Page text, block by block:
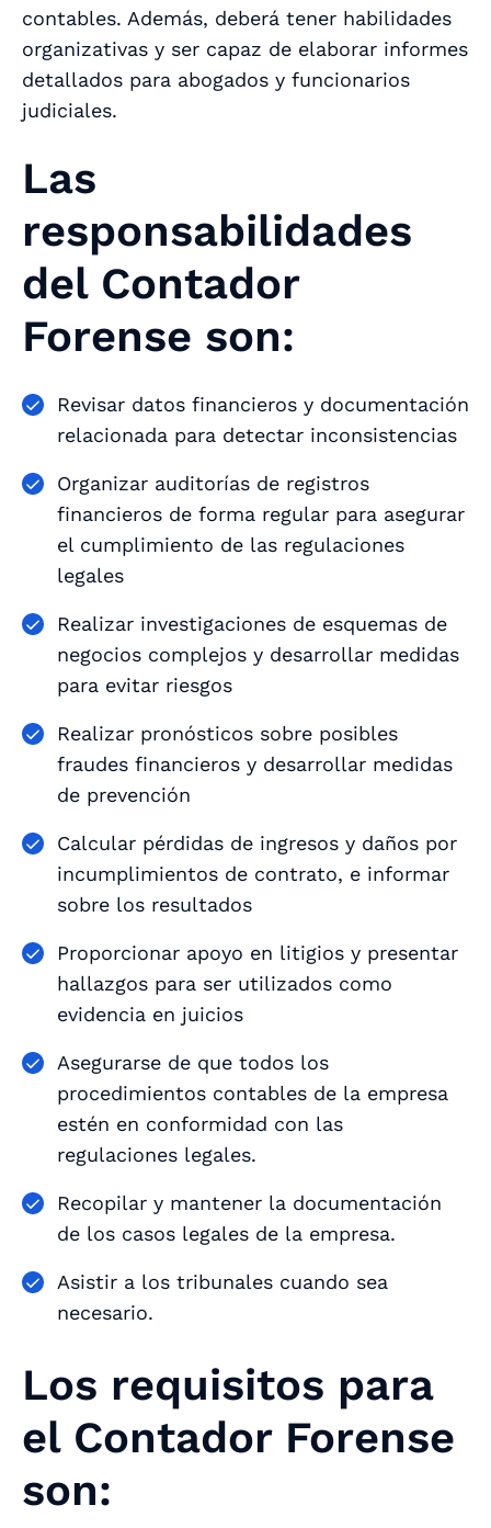
contables. Además, deberá tener habilidades
organizativas y ser capaz de elaborar informes
detallados para abogados y funcionarios
judiciales.
Las
responsabilidades
del Contador
Forense son:
Revisar datos financieros y documentación
relacionada para detectar inconsistencias
Organizar auditorías de registros
financieros de forma regular para asegurar
el cumplimiento de las regulaciones
legales
Realizar investigaciones de esquemas de
negocios complejos y desarrollar medidas
para evitar riesgos
Realizar pronósticos sobre posibles
fraudes financieros y desarrollar medidas
de prevención
Calcular pérdidas de ingresos y daños por
incumplimientos de contrato, e informar
sobre los resultados
Proporcionar apoyo en litigios y presentar
hallazgos para ser utilizados como
evidencia en juicios
Asegurarse de que todos los
procedimientos contables de la empresa
estén en conformidad con las
regulaciones legales.
Recopilar y mantener la documentación
de los casos legales de la empresa.
Asistir a los tribunales cuando sea
necesario.
Los requisitos para
el Contador Forense
son: